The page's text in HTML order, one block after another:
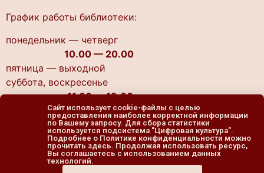
График работы библиотеки:
понедельник — четверг
10.00 — 20.00
пятница — выходной
cуббота, воскресенье
11.00 — 19.00
Сайт использует cookie-файлы с целью
предоставления наиболее корректной информации
по Вашему запросу. Для сбора статистики
используется подсистема "Цифровая культура".
Подробнее о Политике конфиденциальности можно
прочитать здесь. Продолжая использовать ресурс,
Вы соглашаетесь с использованием данных
технологий.